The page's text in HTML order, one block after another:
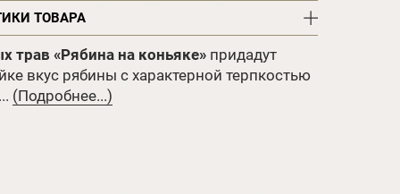
ТОВАРА
трав «Рябина на коньяке» придадут
вкус рябины с характерной терпкостью
(Подробнее...)